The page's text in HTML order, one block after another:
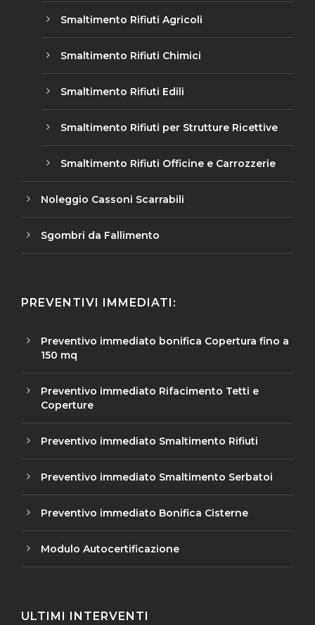
Smaltimento Rifiuti Agricoli
Smaltimento Rifiuti Chimici
Smaltimento Rifiuti Edili
Smaltimento Rifiuti per Strutture Ricettive
Smaltimento Rifiuti Officine e Carrozzerie
Noleggio Cassoni Scarrabili
Sgombri da Fallimento
PREVENTIVI IMMEDIATI:
Preventivo immediato bonifica Copertura fino a
150 mq
Preventivo immediato Rifacimento Tetti e
Coperture
Preventivo immediato Smaltimento Rifiuti
Preventivo immediato Smaltimento Serbatoi
Preventivo immediato Bonifica Cisterne
Modulo Autocertificazione
ULTIMI INTERVENTI